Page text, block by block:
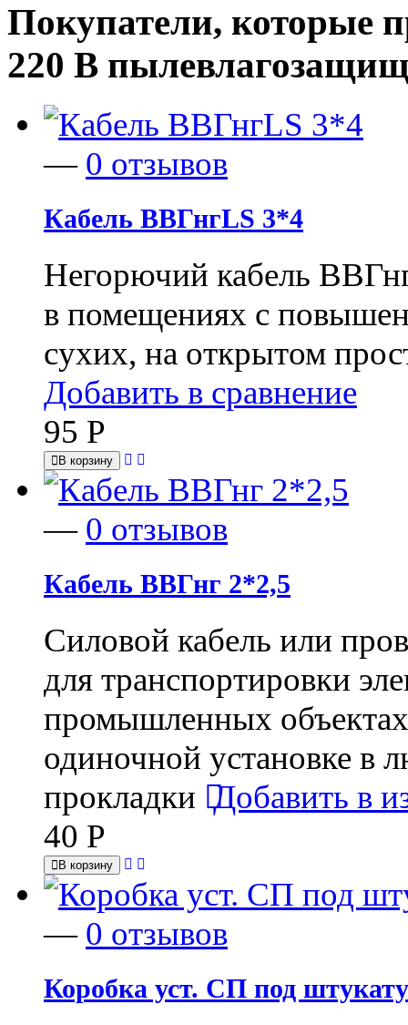
Покупатели, которые
220 В
— 0 отзывов
Кабель ВВГнгLS 3*4
Негорючий кабель
в помещениях с
сухих, на открытом
Добавить в сравнение
95 Р
В корзину
— 0 отзывов
Кабель ВВГнг 2*2,5
Силовой кабель или
для транспортировки
промышленных
одиночной установке в
прокладки Добавить в
40 Р
В корзину
— 0 отзывов
Коробка уст. СП под